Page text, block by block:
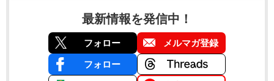
最新情報を発信中！
フォロー メルマガ登録
フォロー